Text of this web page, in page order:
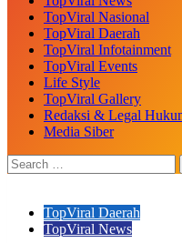
TopViral Nasional
TopViral Daerah
TopViral Infotainment
TopViral Events
Life Style
TopViral Gallery
Redaksi & Legal
Media Siber
TopViral Daerah
TopViral News